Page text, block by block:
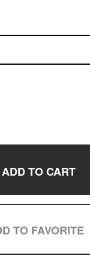
ADD TO CART
TO FAVORITE